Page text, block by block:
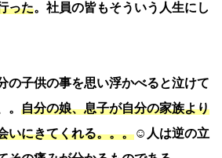
った。社員の皆もそういう人生にし
の子供の事を思い浮かべると泣けて
。 自分の娘、息子が自分の家族より
いにきてくれる。。。☺️人は逆の立